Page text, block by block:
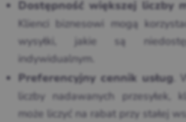
Dostępność większej liczby
Klienci biznesowi mogą
wysyłki, jakie są
indywidualnym.
Preferencyjny cennik usług.
liczby nadawanych przesyłek,
może liczyć na rabat przy stałej